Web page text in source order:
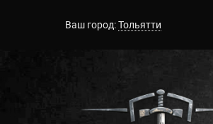
Ваш город:Тольятти